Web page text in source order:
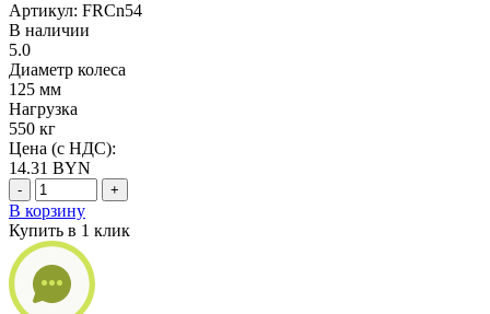
Артикул: FRCn54
В наличии
5.0
Диаметр колеса
125 мм
Нагрузка
550 кг
Цена (с НДС):
14.31 BYN
- +
В корзину
Купить в 1 клик